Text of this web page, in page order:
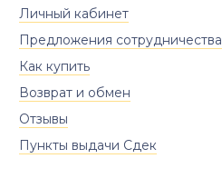
Личный кабинет
Предложения сотрудничества
Как купить
Возврат и обмен
Отзывы
Пункты выдачи Сдек